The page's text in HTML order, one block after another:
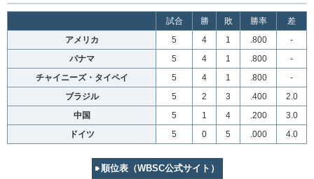
試合 勝 敗 勝率
差
アメリカ
5 4 1 .800
-
パナマ
5 4 1 .800
-
チャイニーズ・タイペイ
5 4 1 .800
-
ブラジル
5 2 3 .400
2.0
中国
5 1 4 .200
3.0
ドイツ
5 0 5 .000 4.0
順位表（WBSC公式サイト）